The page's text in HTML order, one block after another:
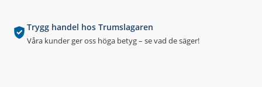
Trygg handel hos Trumslagaren
Våra kunder ger oss höga betyg – se vad de säger!